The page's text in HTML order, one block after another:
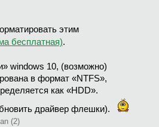
этим
бесплатная).
windows 10, (возможно)
в формат «NTFS»,
как «HDD».
драйвер флешки).
(2)